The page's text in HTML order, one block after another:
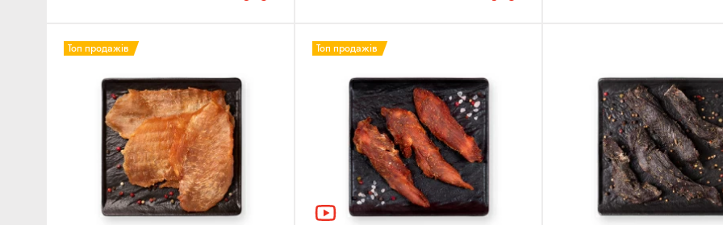
Топ продажів Топ продажів